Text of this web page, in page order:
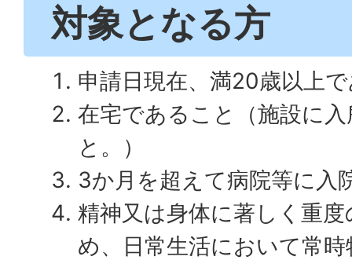
対象となる方
申請日現在、満20歳以上
在宅であること（施設に
と。）
3か月を超えて病院等に入
精神又は身体に著しく重
め、日常生活において常